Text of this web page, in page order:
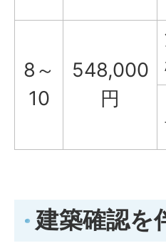
8～
10
548,000
円
建築確認を